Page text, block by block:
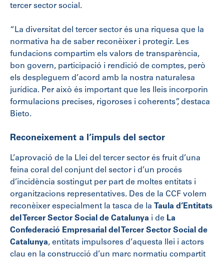
tercer sector social.
“La diversitat del tercer sector és una riquesa que la
normativa ha de saber reconèixer i protegir. Les
fundacions compartim els valors de transparència,
bon govern, participació i rendició de comptes, però
els despleguem d’acord amb la nostra naturalesa
jurídica. Per això és important que les lleis incorporin
formulacions precises, rigoroses i coherents”, destaca
Bieto.
Reconeixement a l’impuls del sector
L’aprovació de la Llei del tercer sector és fruit d’una
feina coral del conjunt del sector i d’un procés
d’incidència sostingut per part de moltes entitats i
organitzacions representatives. Des de la CCF volem
reconèixer especialment la tasca de la
Taula d’Entitats
del Tercer Sector Social de Catalunya i de La
Confederació Empresarial del Tercer Sector Social de
Catalunya, entitats impulsores d’aquesta llei i actors
clau en la construcció d’un marc normatiu compartit